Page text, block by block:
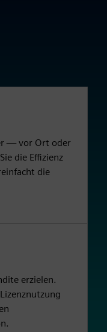
— vor Ort oder
die Effizienz
die
erzielen.